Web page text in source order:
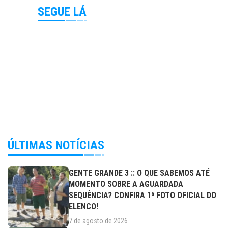
SEGUE LÁ
ÚLTIMAS NOTÍCIAS
GENTE GRANDE 3 :: O QUE SABEMOS ATÉ
MOMENTO SOBRE A AGUARDADA
SEQUÊNCIA? CONFIRA 1ª FOTO OFICIAL DO
ELENCO!
7 de agosto de 2026